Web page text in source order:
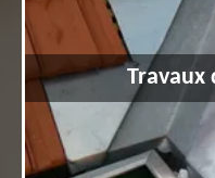
Travaux